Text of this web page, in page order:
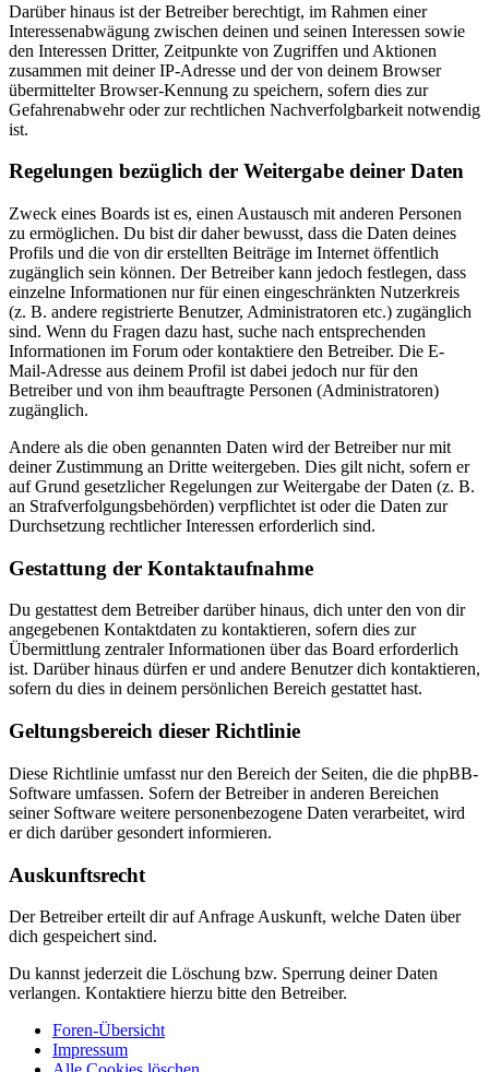
Darüber hinaus ist der Betreiber berechtigt, im Rahmen einer
Interessenabwägung zwischen deinen und seinen Interessen sowie
den Interessen Dritter, Zeitpunkte von Zugriffen und Aktionen
zusammen mit deiner IP-Adresse und der von deinem Browser
übermittelter Browser-Kennung zu speichern, sofern dies zur
Gefahrenabwehr oder zur rechtlichen Nachverfolgbarkeit notwendig
ist.
Regelungen bezüglich der Weitergabe deiner Daten
Zweck eines Boards ist es, einen Austausch mit anderen Personen
zu ermöglichen. Du bist dir daher bewusst, dass die Daten deines
Profils und die von dir erstellten Beiträge im Internet öffentlich
zugänglich sein können. Der Betreiber kann jedoch festlegen, dass
einzelne Informationen nur für einen eingeschränkten Nutzerkreis
(z. B. andere registrierte Benutzer, Administratoren etc.) zugänglich
sind. Wenn du Fragen dazu hast, suche nach entsprechenden
Informationen im Forum oder kontaktiere den Betreiber. Die E-
Mail-Adresse aus deinem Profil ist dabei jedoch nur für den
Betreiber und von ihm beauftragte Personen (Administratoren)
zugänglich.
Andere als die oben genannten Daten wird der Betreiber nur mit
deiner Zustimmung an Dritte weitergeben. Dies gilt nicht, sofern er
auf Grund gesetzlicher Regelungen zur Weitergabe der Daten (z. B.
an Strafverfolgungsbehörden) verpflichtet ist oder die Daten zur
Durchsetzung rechtlicher Interessen erforderlich sind.
Gestattung der Kontaktaufnahme
Du gestattest dem Betreiber darüber hinaus, dich unter den von dir
angegebenen Kontaktdaten zu kontaktieren, sofern dies zur
Übermittlung zentraler Informationen über das Board erforderlich
ist. Darüber hinaus dürfen er und andere Benutzer dich kontaktieren,
sofern du dies in deinem persönlichen Bereich gestattet hast.
Geltungsbereich dieser Richtlinie
Diese Richtlinie umfasst nur den Bereich der Seiten, die die phpBB-
Software umfassen. Sofern der Betreiber in anderen Bereichen
seiner Software weitere personenbezogene Daten verarbeitet, wird
er dich darüber gesondert informieren.
Auskunftsrecht
Der Betreiber erteilt dir auf Anfrage Auskunft, welche Daten über
dich gespeichert sind.
Du kannst jederzeit die Löschung bzw. Sperrung deiner Daten
verlangen. Kontaktiere hierzu bitte den Betreiber.
Foren-Übersicht
Impressum